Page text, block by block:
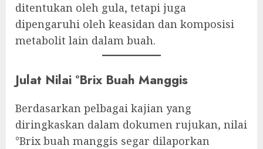
ditentukan oleh gula, tetapi juga
dipengaruhi oleh keasidan dan komposisi
metabolit lain dalam buah.
Julat Nilai °Brix Buah Manggis
Berdasarkan pelbagai kajian yang
diringkaskan dalam dokumen rujukan, nilai
°Brix buah manggis segar dilaporkan